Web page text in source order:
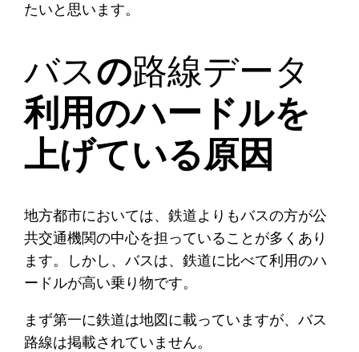
たいと思います。
バスの路線データ
利用のハードルを
上げている原因
地方都市においては、鉄道よりもバスの方が公
共交通機関の中心を担っていることが多くあり
ます。しかし、バスは、鉄道に比べて利用のハ
ードルが高い乗り物です。
まず第一に鉄道は地図に載っていますが、バス
路線は掲載されていません。